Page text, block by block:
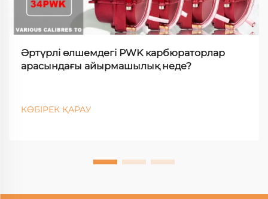
Әртүрлі өлшемдегі PWK карбюраторлар
арасындағы айырмашылық неде?
КӨБІРЕК ҚАРАУ